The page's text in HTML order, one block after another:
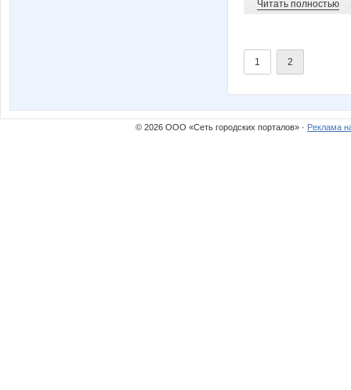
Читать полностью
1 2
© 2026 ООО «Сеть городских порталов» · Реклама